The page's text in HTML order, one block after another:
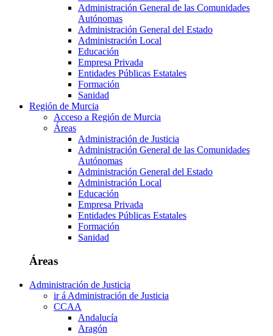
Administración General de las Comunidades
Autónomas
Administración General del Estado
Administración Local
Educación
Empresa Privada
Entidades Públicas Estatales
Formación
Sanidad
Región de Murcia
Acceso a Región de Murcia
Áreas
Administración de Justicia
Administración General de las Comunidades
Autónomas
Administración General del Estado
Administración Local
Educación
Empresa Privada
Entidades Públicas Estatales
Formación
Sanidad
Áreas
Administración de Justicia
ir á Administración de Justicia
CCAA
Andalucía
Aragón